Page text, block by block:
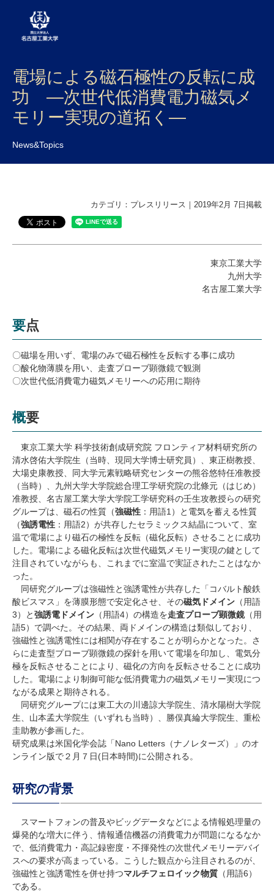
大学案内
学部・大学院・センター
企業・研究者
地域・一般
寄附のお願い
アクセス
キャンパスマップ お問い合わせ English
電場による磁石極性の反転に成
功 ―次世代低消費電力磁気メ
モリー実現の道拓く―
News&Topics
カテゴリ：プレスリリース｜2019年2月 7日掲載
東京工業大学
九州大学
名古屋工業大学
要点
〇磁場を用いず、電場のみで磁石極性を反転する事に成功
〇酸化物薄膜を用い、走査プローブ顕微鏡で観測
〇次世代低消費電力磁気メモリーへの応用に期待
概要
東京工業大学 科学技術創成研究院 フロンティア材料研究所の
清水啓佑大学院生（当時、現同大学博士研究員）、東正樹教授、
大場史康教授、同大学元素戦略研究センターの熊谷悠特任准教授
（当時）、九州大学大学院総合理工学研究院の北條元（はじめ）
准教授、名古屋工業大学大学院工学研究科の壬生攻教授らの研究
グループは、磁石の性質（強磁性 ：用語1）と電気を蓄える性質
（強誘電性 ：用語2）が共存したセラミックス結晶について、室
温で電場により磁石の極性を反転（磁化反転）させることに成功
した。電場による磁化反転は次世代磁気メモリー実現の鍵として
注目されていながらも、これまでに室温で実証されたことはなか
った。
同研究グループは強磁性と強誘電性が共存した「コバルト酸鉄
酸ビスマス」を薄膜形態で安定化させ、その磁気ドメイン （用語
3）と強誘電ドメイン （用語4）の構造を走査プローブ顕微鏡（用
語5）で調べた。その結果、両ドメインの構造は類似しており、
強磁性と強誘電性には相関が存在することが明らかとなった。さ
らに走査型プローブ顕微鏡の探針を用いて電場を印加し、電気分
極を反転させることにより、磁化の方向を反転させることに成功
した。電場により制御可能な低消費電力の磁気メモリー実現につ
ながる成果と期待される。
同研究グループには東工大の川邊諒大学院生、清水陽樹大学院
生、山本孟大学院生（いずれも当時）、勝俣真綸大学院生、重松
圭助教が参画した。
研究成果は米国化学会誌「Nano Letters（ナノレターズ）」のオ
ンライン版で２月７日(日本時間)に公開される。
研究の背景
スマートフォンの普及やビッグデータなどによる情報処理量の
爆発的な増大に伴う、情報通信機器の消費電力が問題になるなか
で、低消費電力・高記録密度・不揮発性の次世代メモリーデバイ
スへの要求が高まっている。こうした観点から注目されるのが、
強磁性と強誘電性を併せ持つマルチフェロイック物質 （用語6）
である。